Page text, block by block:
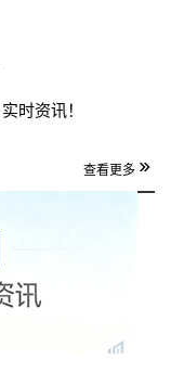
时资讯！
查看更多